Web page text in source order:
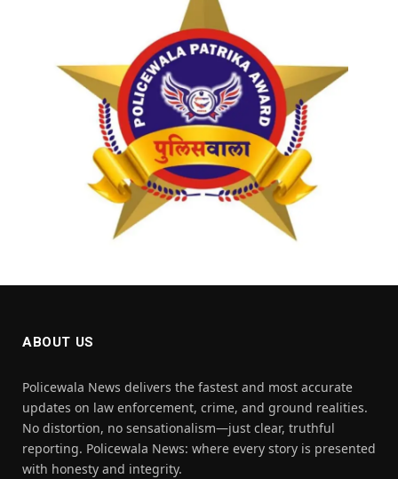
ABOUT US
Policewala News delivers the fastest and most accurate
updates on law enforcement, crime, and ground realities.
No distortion, no sensationalism—just clear, truthful
reporting. Policewala News: where every story is presented
with honesty and integrity.